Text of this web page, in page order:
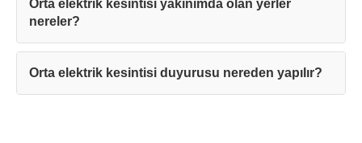
Orta elektrik kesintisi yakınımda olan yerler
nereler?
Orta elektrik kesintisi duyurusu nereden yapılır?